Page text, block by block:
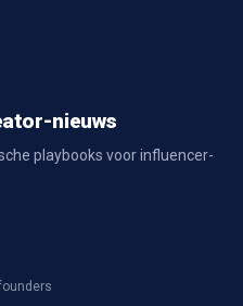
nieuws
playbooks voor influencer-